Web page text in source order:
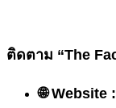
ติดตาม “The
🌐 Website :